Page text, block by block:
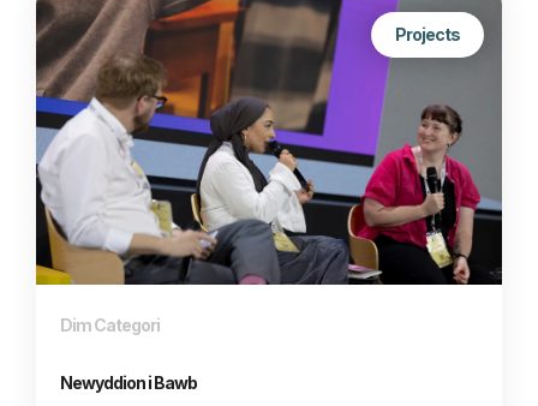
Projects
Dim Categori
Newyddion i Bawb